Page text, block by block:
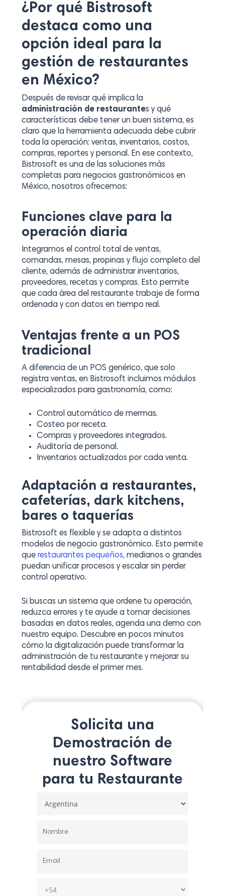
¿Por qué Bistrosoft
destaca como una
opción ideal para la
gestión de restaurantes
en México?
Después de revisar qué implica la
administración de restaurantes y qué
características debe tener un buen sistema, es
claro que la herramienta adecuada debe cubrir
toda la operación: ventas, inventarios, costos,
compras, reportes y personal. En ese contexto,
Bistrosoft es una de las soluciones más
completas para negocios gastronómicos en
México, nosotros ofrecemos:
Funciones clave para la
operación diaria
Integramos el control total de ventas,
comandas, mesas, propinas y flujo completo del
cliente, además de administrar inventarios,
proveedores, recetas y compras. Esto permite
que cada área del restaurante trabaje de forma
ordenada y con datos en tiempo real.
Ventajas frente a un POS
tradicional
A diferencia de un POS genérico, que solo
registra ventas, en Bistrosoft incluimos módulos
especializados para gastronomía, como:
Control automático de mermas.
Costeo por receta.
Compras y proveedores integrados.
Auditoría de personal.
Inventarios actualizados por cada venta.
Adaptación a restaurantes,
cafeterías, dark kitchens,
bares o taquerías
Bistrosoft es flexible y se adapta a distintos
modelos de negocio gastronómico. Esto permite
que restaurantes pequeños, medianos o grandes
puedan unificar procesos y escalar sin perder
control operativo.
Si buscas un sistema que ordene tu operación,
reduzca errores y te ayude a tomar decisiones
basadas en datos reales, agenda una demo con
nuestro equipo. Descubre en pocos minutos
cómo la digitalización puede transformar la
administración de tu restaurante y mejorar su
rentabilidad desde el primer mes.
Solicita una
Demostración de
nuestro Software
para tu Restaurante